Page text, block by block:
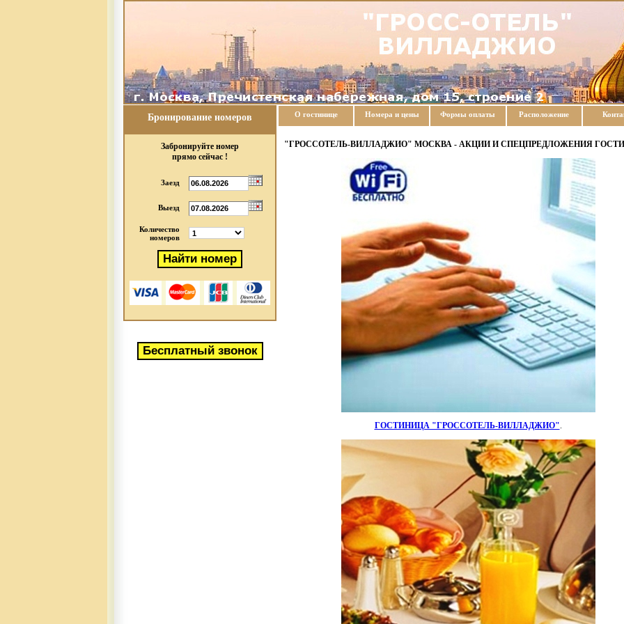
Бронирование номеров
Забронируйте номер
прямо сейчас !
Заезд
Выезд
Количество
номеров
О гостинице Номера и цены Формы оплаты Расположение
"ГРОССОТЕЛЬ-ВИЛЛАДЖИО" МОСКВА - АКЦИИ И СПЕЦПРЕДЛОЖЕНИЯ
ГОСТИНИЦА "ГРОССОТЕЛЬ-ВИЛЛАДЖИО".